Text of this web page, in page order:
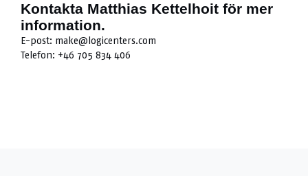
Kontakta Matthias Kettelhoit för mer
information.
E-post: make@logicenters.com
Telefon: +46 705 834 406